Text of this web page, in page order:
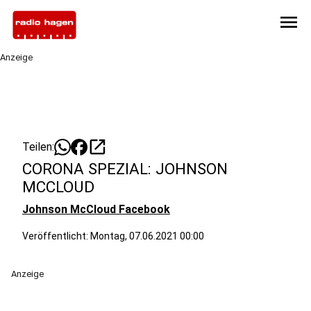
menu
Anzeige
Teilen: open_in_new
CORONA SPEZIAL: JOHNSON
MCCLOUD
Johnson McCloud Facebook
Veröffentlicht: Montag, 07.06.2021 00:00
Anzeige